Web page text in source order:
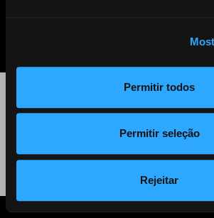
Permitir todos
Permitir seleção
Rejeitar
Política de Privacidade